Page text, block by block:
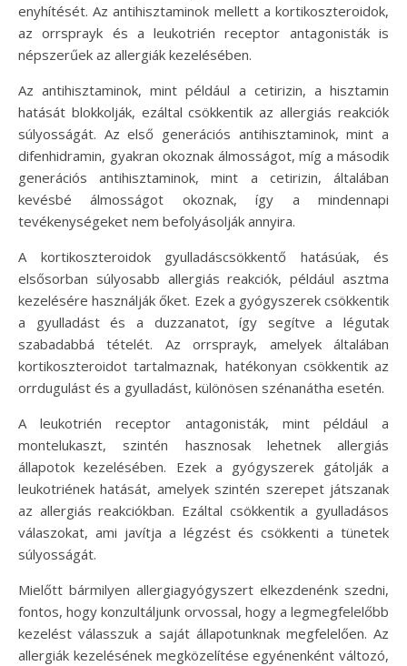
enyhítését. Az antihisztaminok mellett a kortikoszteroidok,
az orrsprayk és a leukotrién receptor antagonisták is
népszerűek az allergiák kezelésében.
Az antihisztaminok, mint például a cetirizin, a hisztamin
hatását blokkolják, ezáltal csökkentik az allergiás reakciók
súlyosságát. Az első generációs antihisztaminok, mint a
difenhidramin, gyakran okoznak álmosságot, míg a második
generációs antihisztaminok, mint a cetirizin, általában
kevésbé álmosságot okoznak, így a mindennapi
tevékenységeket nem befolyásolják annyira.
A kortikoszteroidok gyulladáscsökkentő hatásúak, és
elsősorban súlyosabb allergiás reakciók, például asztma
kezelésére használják őket. Ezek a gyógyszerek csökkentik
a gyulladást és a duzzanatot, így segítve a légutak
szabadabbá tételét. Az orrsprayk, amelyek általában
kortikoszteroidot tartalmaznak, hatékonyan csökkentik az
orrdugulást és a gyulladást, különösen szénanátha esetén.
A leukotrién receptor antagonisták, mint például a
montelukaszt, szintén hasznosak lehetnek allergiás
állapotok kezelésében. Ezek a gyógyszerek gátolják a
leukotriének hatását, amelyek szintén szerepet játszanak
az allergiás reakciókban. Ezáltal csökkentik a gyulladásos
válaszokat, ami javítja a légzést és csökkenti a tünetek
súlyosságát.
Mielőtt bármilyen allergiagyógyszert elkezdenénk szedni,
fontos, hogy konzultáljunk orvossal, hogy a legmegfelelőbb
kezelést válasszuk a saját állapotunknak megfelelően. Az
allergiák kezelésének megközelítése egyénenként változó,